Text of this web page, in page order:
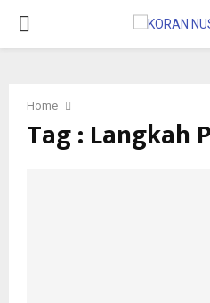
PRIMARY
Home
Tag : Langkah